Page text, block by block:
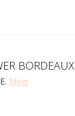
BORDEAUX
Meer